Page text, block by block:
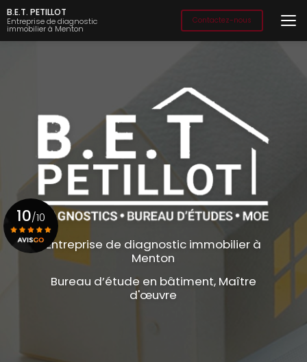
Aller
au
contenu
principal
B.E.T. PETILLOT
Entreprise de diagnostic
immobilier à Menton
Contactez-nous
Entreprise de diagnostic immobilier à
Menton
Bureau d’étude en bâtiment, Maître
d'œuvre
10/10
Voir le certificat